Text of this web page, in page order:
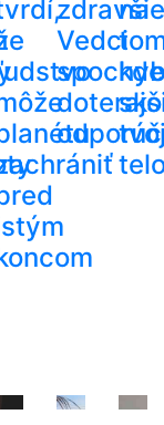
Vedci
na
kde